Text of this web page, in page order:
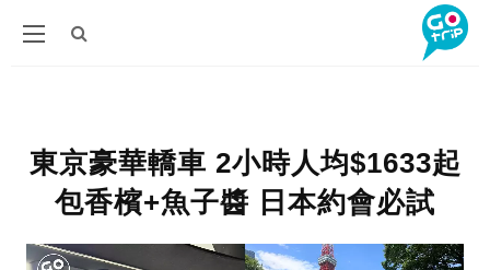
東京豪華轎車 2小時人均$1633起
包香檳+魚子醬 日本約會必試